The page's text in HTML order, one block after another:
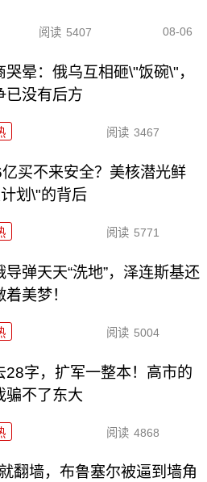
阅读 5407 08-06
哭晕：俄乌互相砸\"饭碗\"，
已没有后方
阅读 3467
买不来安全？美核潜光鲜
划\"的背后
阅读 5771
导弹天天“洗地”，泽连斯基还
着美梦！
阅读 5004
28字，扩军一整本！高市的
骗不了东大
阅读 4868
翻墙，布鲁塞尔被逼到墙角